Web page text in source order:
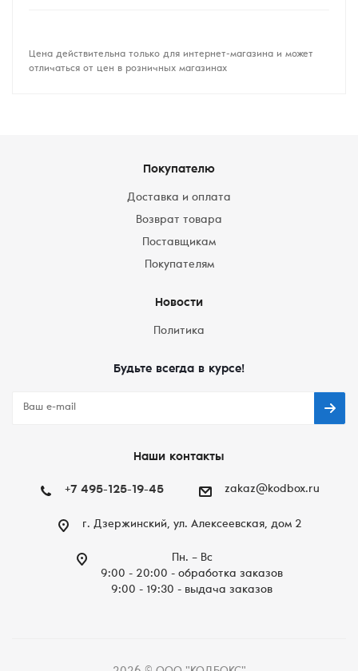
Цена действительна только для интернет-магазина и может
отличаться от цен в розничных магазинах
Покупателю
Доставка и оплата
Возврат товара
Поставщикам
Покупателям
Новости
Политика
Будьте всегда в курсе!
Наши контакты
+7 495-125-19-45 zakaz@kodbox.ru
г. Дзержинский, ул. Алексеевская, дом 2
Пн. – Вc
9:00 - 20:00 - обработка заказов
9:00 - 19:30 - выдача заказов